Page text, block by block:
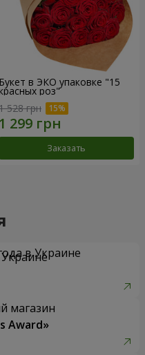
Букет в ЭКО упаковке "15
красных роз"
528 грн
Заказать
в Украине
магазин
Award»